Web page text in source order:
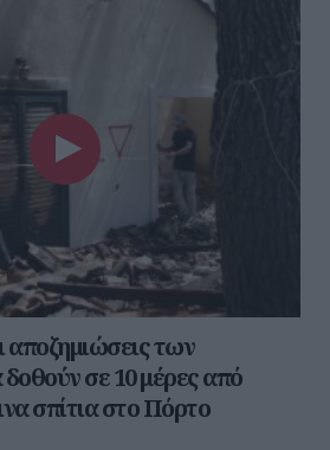
των
σε 10 μέρες από
σπίτια στο Πόρτο